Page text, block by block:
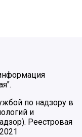
по надзору в
и
Реестровая